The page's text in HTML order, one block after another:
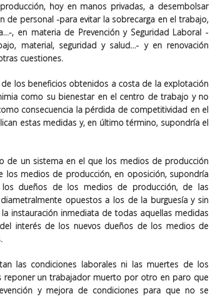
hoy en manos privadas, a desembolsar
de personal -para evitar la sobrecarga en el trabajo,
, en materia de Prevención y Seguridad Laboral -
material, seguridad y salud…- y en renovación
cuestiones.
los beneficios obtenidos a costa de la explotación
como su bienestar en el centro de trabajo y no
consecuencia la pérdida de competitividad en el
estas medidas y, en último término, supondría el
de un sistema en el que los medios de producción
los medios de producción, en oposición, supondría
dueños de los medios de producción, de las
opuestos a los de la burguesía y sin
instauración inmediata de todas aquellas medidas
interés de los nuevos dueños de los medios de
las condiciones laborales ni las muertes de los
reponer un trabajador muerto por otro en paro que
y mejora de condiciones para que no se